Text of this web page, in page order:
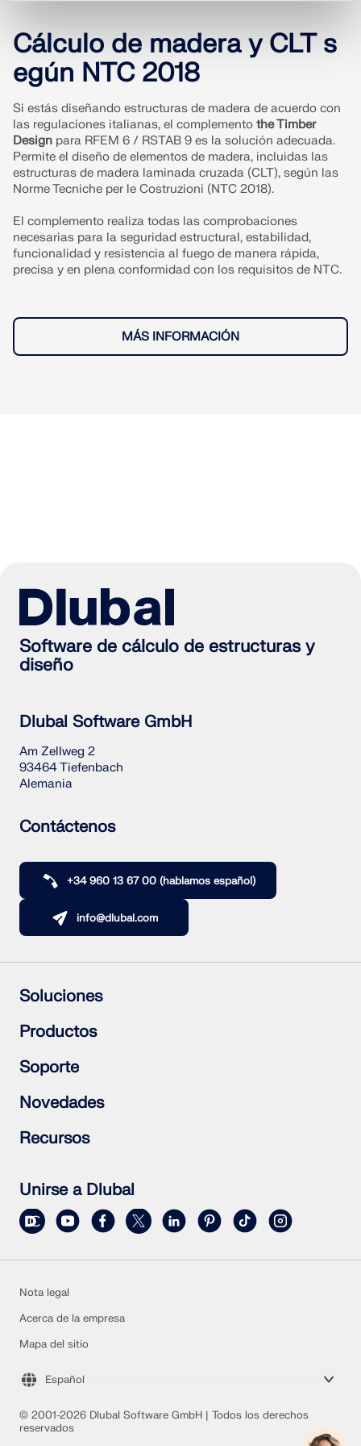
Productos anteriores
Cálculo de madera y CLT s
egún NTC 2018
Si estás diseñando estructuras de madera de acuerdo con
las regulaciones italianas, el complemento the Timber
Design para RFEM 6 / RSTAB 9 es la solución adecuada.
Permite el diseño de elementos de madera, incluidas las
estructuras de madera laminada cruzada (CLT), según las
Norme Tecniche per le Costruzioni (NTC 2018).
El complemento realiza todas las comprobaciones
necesarias para la seguridad estructural, estabilidad,
funcionalidad y resistencia al fuego de manera rápida,
precisa y en plena conformidad con los requisitos de NTC.
MÁS INFORMACIÓN
Software de cálculo de estructuras y
diseño
Dlubal Software GmbH
Am Zellweg 2
93464 Tiefenbach
Alemania
Contáctenos
+34 960 13 67 00 (hablamos español)
info@dlubal.com
Soluciones
Estructuras de hormigón armado
Estructuras de acero
Estructuras de madera
Uniones de acero
Productos
RFEM 6
RSTAB 9
RSECTION 1
RWIND 3
Soporte
Preguntas frecuentes (FAQ)
Formular una pregunta particular
Mapas de cargas de nieve, velocidades del viento y
cargas sísmicas
Novedades
Suscribirse al boletín de noticias
Noticias actuales
Cursos de formación en línea
Recursos
Enviar un proyecto de cliente
Proyectos de clientes
Manuales en línea
Unirse a Dlubal
© 2001-2026 Dlubal Software GmbH | Todos los derechos
reservados
Nota legal
Acerca de la empresa
Mapa del sitio
Español